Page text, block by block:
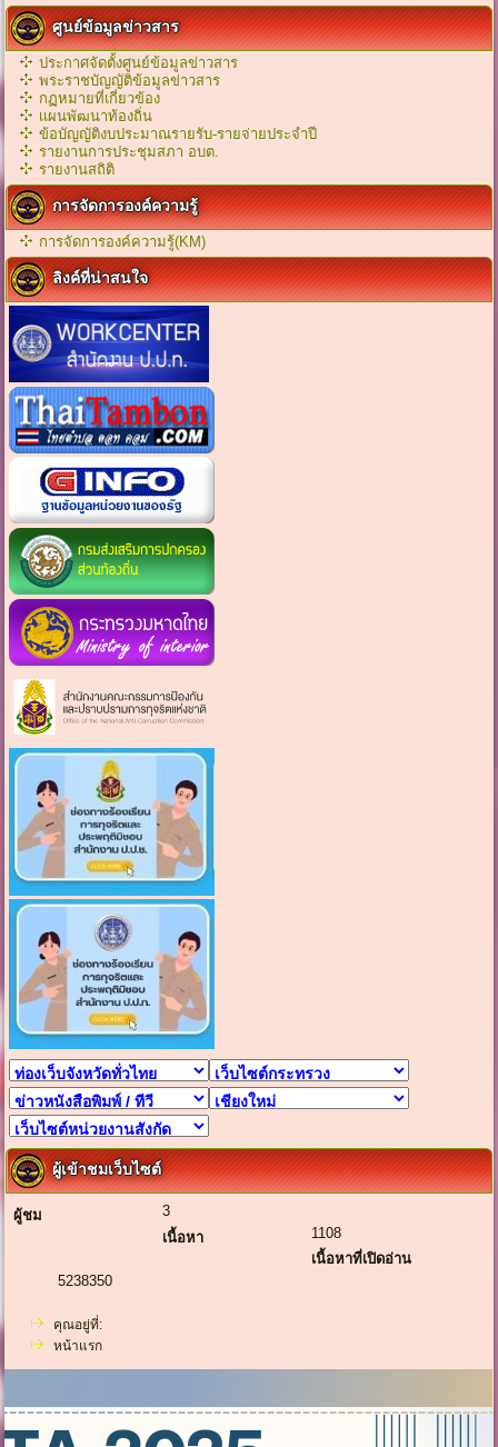
ศูนย์ข้อมูลข่าวสาร
ประกาศจัดตั้งศูนย์ข้อมูลข่าวสาร
พระราชบัญญัติข้อมูลข่าวสาร
กฏหมายที่เกี่ยวข้อง
เเผนพัฒนาท้องถิ่น
ข้อบัญญัติงบประมาณรายรับ-รายจ่ายประจำปี
รายงานการประชุมสภา อบต.
รายงานสถิติ
การจัดการองค์ความรู้
การจัดการองค์ความรู้(KM)
ลิงค์ที่น่าสนใจ
ผู้เข้าชมเว็บไซต์
ผู้ชม
3
เนื้อหา
1108
เนื้อหาที่เปิดอ่าน
5238350
คุณอยู่ที่:
หน้าแรก